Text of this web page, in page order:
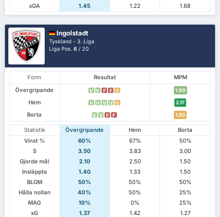
xGA
1.45 1.22 1.68
Ingolstadt
Tyskland - 3. Liga
Liga Pos.6 / 20
Form Resultat
MPM
Övergripande
V V F F O 1.90
Hem V V V V O 2.17
Borta V V F F 1.50
Statistik Övergripande Hem
Borta
Vinst %
60% 67%
50%
S
3.50 3.83
3.00
Gjorde mål
2.10 2.50
1.50
Insläppta
1.40 1.33
1.50
BLGM
50% 50%
50%
Hålla nollan
40% 50%
25%
MAG
10% 0%
25%
xG
1.37 1.42
1.27